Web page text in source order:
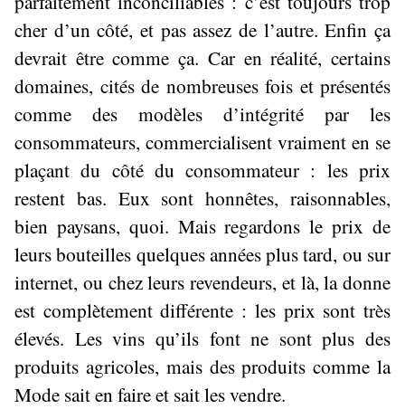
cher d’un côté, et pas assez de l’autre. Enfin ça
devrait être comme ça. Car en réalité, certains
domaines, cités de nombreuses fois et présentés
comme des modèles d’intégrité par les
consommateurs, commercialisent vraiment en se
plaçant du côté du consommateur : les prix
restent bas. Eux sont honnêtes, raisonnables,
bien paysans, quoi. Mais regardons le prix de
leurs bouteilles quelques années plus tard, ou sur
internet, ou chez leurs revendeurs, et là, la donne
est complètement différente : les prix sont très
élevés. Les vins qu’ils font ne sont plus des
produits agricoles, mais des produits comme la
Mode sait en faire et sait les vendre.